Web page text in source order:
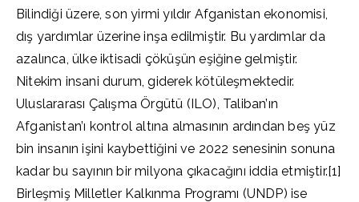
Bilindiği üzere, son yirmi yıldır Afganistan ekonomisi,
dış yardımlar üzerine inşa edilmiştir. Bu yardımlar da
azalınca, ülke iktisadi çöküşün eşiğine gelmiştir.
Nitekim insani durum, giderek kötüleşmektedir.
Uluslararası Çalışma Örgütü (ILO), Taliban’ın
Afganistan’ı kontrol altına almasının ardından beş yüz
bin insanın işini kaybettiğini ve 2022 senesinin sonuna
kadar bu sayının bir milyona çıkacağını iddia etmiştir.[1]
Birleşmiş Milletler Kalkınma Programı (UNDP) ise